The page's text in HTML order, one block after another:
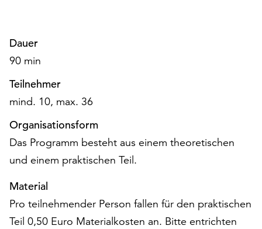
Dauer
90 min
Teilnehmer
mind. 10, max. 36
Organisationsform
Das Programm besteht aus einem theoretischen
und einem praktischen Teil.
Material
Pro teilnehmender Person fallen für den praktischen
Teil 0,50 Euro Materialkosten an. Bitte entrichten